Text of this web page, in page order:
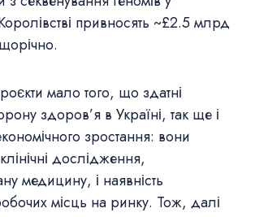
привносять ~£2.5 млрд
мало того, що здатні
здоров’я в Україні, так ще і
зростання: вони
дослідження,
медицину, і наявність
місць на ринку. Тож, далі